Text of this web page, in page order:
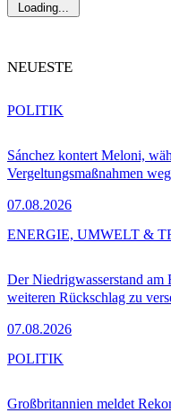
Loading...
NEUESTE
Sánchez kontert Meloni,
Vergeltungsmaßnahmen
07.08.2026
POLITIK
Der Niedrigwasserstand am
weiteren Rückschlag zu
07.08.2026
ENERGIE, UMWELT &
Großbritannien meldet
POLITIK